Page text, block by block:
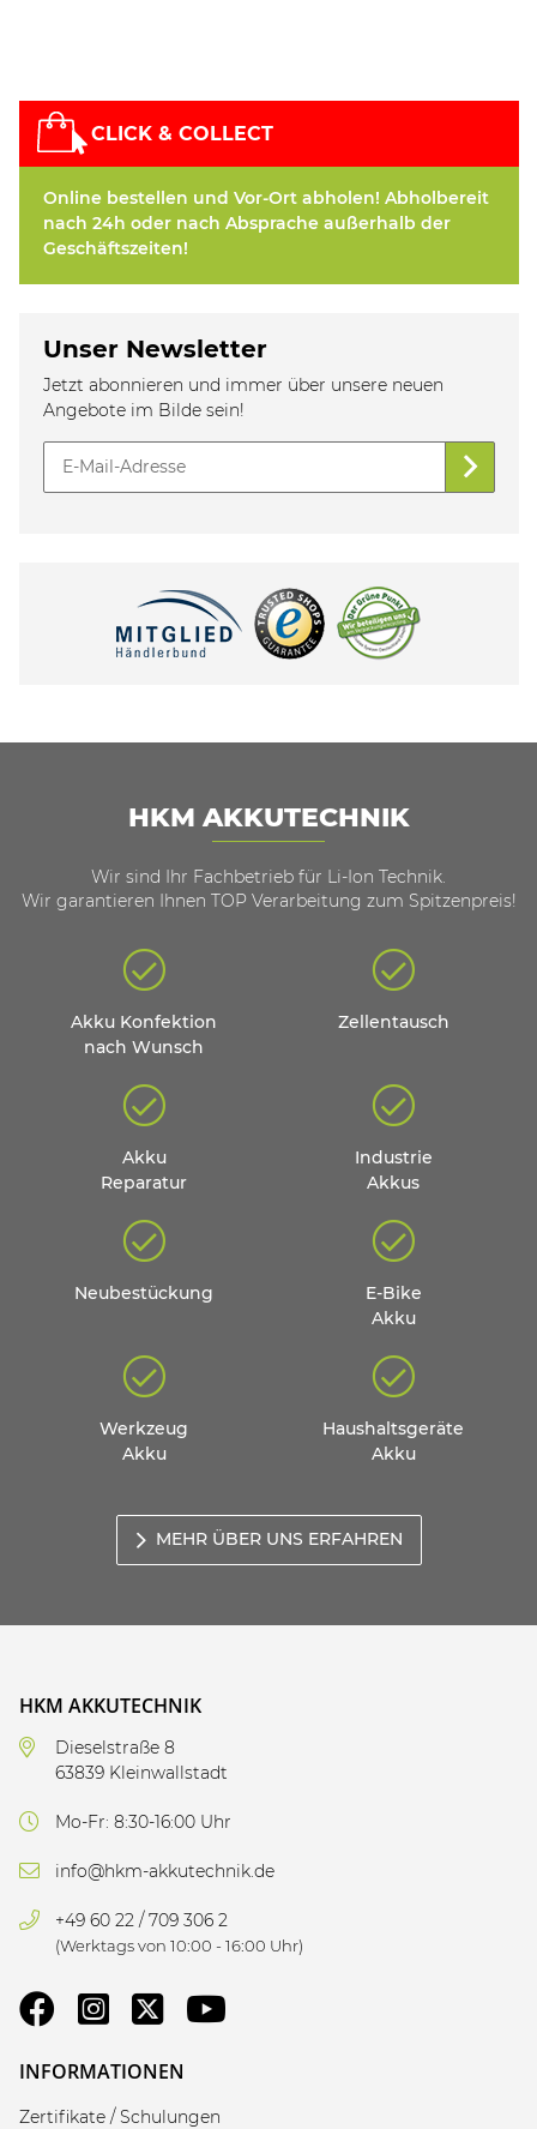
CLICK & COLLECT
Online bestellen und Vor-Ort abholen! Abholbereit
nach 24h oder nach Absprache außerhalb der
Geschäftszeiten!
Unser Newsletter
Jetzt abonnieren und immer über unsere neuen
Angebote im Bilde sein!
HKM AKKUTECHNIK
Wir sind Ihr Fachbetrieb für Li-Ion Technik.
Wir garantieren Ihnen TOP Verarbeitung zum Spitzenpreis!
Akku Konfektion
nach Wunsch
Zellentausch
Akku
Reparatur
Industrie
Akkus
Neubestückung
E-Bike
Akku
Werkzeug
Akku
Haushaltsgeräte
Akku
MEHR ÜBER UNS ERFAHREN
HKM AKKUTECHNIK
Dieselstraße 8
63839 Kleinwallstadt
Mo-Fr: 8:30-16:00 Uhr
info@hkm-akkutechnik.de
+49 60 22 / 709 306 2
(Werktags von 10:00 - 16:00 Uhr)
INFORMATIONEN
Zertifikate / Schulungen